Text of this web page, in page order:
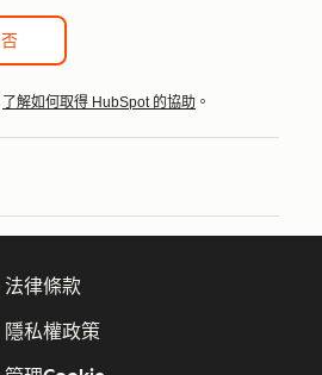
否
了解如何取得 HubSpot 的協助 。
法律條款
隱私權政策